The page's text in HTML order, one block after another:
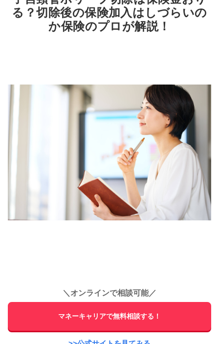
る？切除後の保険加入はしづらいの
か保険のプロが解説！
＼ オンラインで相談可能／
マネーキャリアで無料相談する！